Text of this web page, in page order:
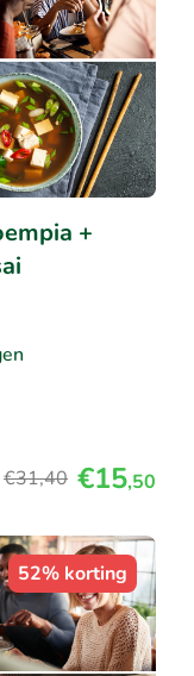
+
€31,40 €15,50
52% korting